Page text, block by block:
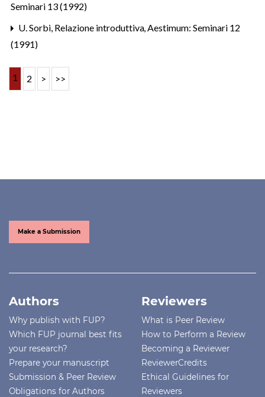
Seminari 13 (1992)
U. Sorbi, Relazione introduttiva,Aestimum: Seminari 12
(1991)
1 2 > >>
Make a Submission
Authors
Why publish with FUP?
Which FUP journal best fits
your research?
Prepare your manuscript
Submission & Peer Review
Obligations for Authors
Reviewers
What is Peer Review
How to Perform a Review
Becoming a Reviewer
ReviewerCredits
Ethical Guidelines for
Reviewers